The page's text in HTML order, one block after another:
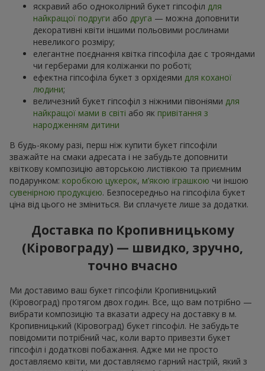
яскравий або одноколірний букет гіпсофіл для
найкращої подруги або друга — можна доповнити
декоративні квіти іншими польовими рослинами
невеликого розміру;
елегантне поєднання квітка гіпсофіла дає с трояндами
чи герберами для коліжанки по роботі;
ефектна гіпсофіла букет з орхідеями для коханої
людини;
величезний букет гіпсофіл з ніжними півоніями для
найкращої мами в світі або як привітання з
народженням дитини
В будь-якому разі, перш ніж купити букет гіпсофіли
зважайте на смаки адресата і не забудьте доповнити
квіткову композицію авторською листівкою та приємним
подарунком: коробкою цукерок, м’якою іграшкою чи іншою
сувенірною продукцією. Безпосередньо на гіпсофіла букет
ціна від цього не зміниться. Ви сплачуєте лише за додатки.
Доставка по Кропивницькому
(Кіровограду) — швидко, зручно,
точно вчасно
Ми доставимо ваш букет гіпсофіли Кропивницький
(Кіровоград) протягом двох годин. Все, що вам потрібно —
вибрати композицію та вказати адресу на доставку в м.
Кропивницький (Кіровоград) букет гіпсофіл. Не забудьте
повідомити потрібний час, коли варто привезти букет
гіпсофіл і додаткові побажання. Адже ми не просто
доставляємо квіти, ми доставляємо гарний настрій, який з